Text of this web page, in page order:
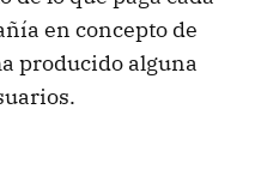
en concepto de
producido alguna